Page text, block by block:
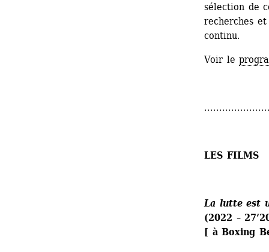
sélection de
recherches et
continu.
Voir le
LES FILMS
La lutte est
(2022 –
[ à Boxing